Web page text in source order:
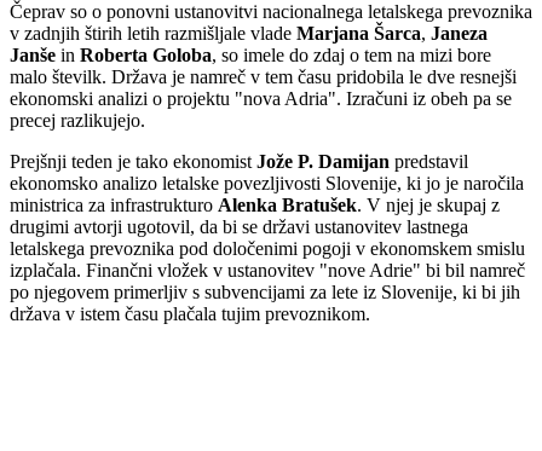
Čeprav so o ponovni ustanovitvi nacionalnega letalskega prevoznika
v zadnjih štirih letih razmišljale vlade Marjana Šarca, Janeza
Janše in Roberta Goloba, so imele do zdaj o tem na mizi bore
malo številk. Država je namreč v tem času pridobila le dve resnejši
ekonomski analizi o projektu "nova Adria". Izračuni iz obeh pa se
precej razlikujejo.
Prejšnji teden je tako ekonomist Jože P. Damijan predstavil
ekonomsko analizo letalske povezljivosti Slovenije, ki jo je naročila
ministrica za infrastrukturo Alenka Bratušek. V njej je skupaj z
drugimi avtorji ugotovil, da bi se državi ustanovitev lastnega
letalskega prevoznika pod določenimi pogoji v ekonomskem smislu
izplačala. Finančni vložek v ustanovitev "nove Adrie" bi bil namreč
po njegovem primerljiv s subvencijami za lete iz Slovenije, ki bi jih
država v istem času plačala tujim prevoznikom.